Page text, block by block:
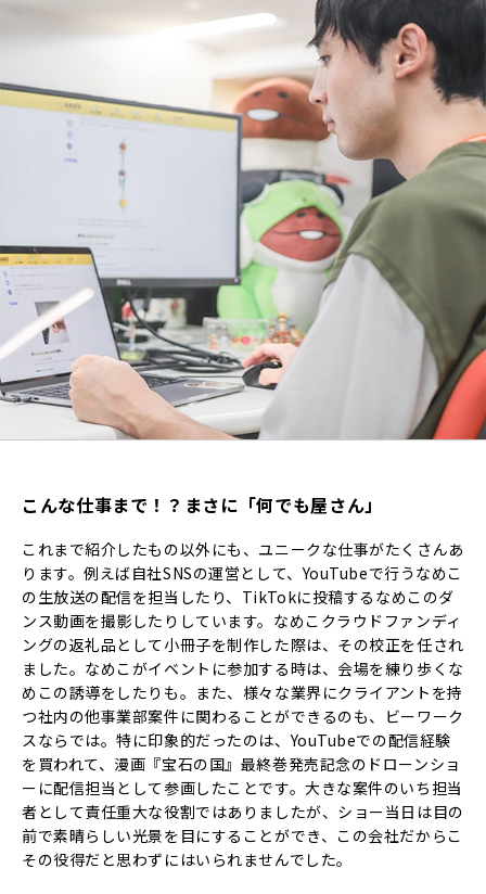
こんな仕事まで！？まさに「何でも屋さん」
これまで紹介したもの以外にも、ユニークな仕事がたくさんあ
ります。例えば自社SNSの運営として、YouTubeで行うなめこ
の生放送の配信を担当したり、TikTokに投稿するなめこのダ
ンス動画を撮影したりしています。なめこクラウドファンディ
ングの返礼品として小冊子を制作した際は、その校正を任され
ました。なめこがイベントに参加する時は、会場を練り歩くな
めこの誘導をしたりも。また、様々な業界にクライアントを持
つ社内の他事業部案件に関わることができるのも、ビーワーク
スならでは。特に印象的だったのは、YouTubeでの配信経験
を買われて、漫画『宝石の国』最終巻発売記念のドローンショ
ーに配信担当として参画したことです。大きな案件のいち担当
者として責任重大な役割ではありましたが、ショー当日は目の
前で素晴らしい光景を目にすることができ、この会社だからこ
その役得だと思わずにはいられませんでした。